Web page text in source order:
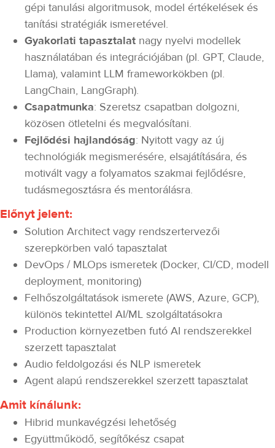
gépi tanulási algoritmusok, model értékelések és
tanítási stratégiák ismeretével.
Gyakorlati tapasztalat nagy nyelvi modellek
használatában és integrációjában (pl. GPT, Claude,
Llama), valamint LLM frameworkökben (pl.
LangChain, LangGraph).
Csapatmunka: Szeretsz csapatban dolgozni,
közösen ötletelni és megvalósítani.
Fejlődési hajlandóság: Nyitott vagy az új
technológiák megismerésére, elsajátítására, és
motivált vagy a folyamatos szakmai fejlődésre,
tudásmegosztásra és mentorálásra.
Előnyt jelent:
Solution Architect vagy rendszertervezői
szerepkörben való tapasztalat
DevOps / MLOps ismeretek (Docker, CI/CD, modell
deployment, monitoring)
Felhőszolgáltatások ismerete (AWS, Azure, GCP),
különös tekintettel AI/ML szolgáltatásokra
Production környezetben futó AI rendszerekkel
szerzett tapasztalat
Audio feldolgozási és NLP ismeretek
Agent alapú rendszerekkel szerzett tapasztalat
Amit kínálunk:
Hibrid munkavégzési lehetőség
Együttműködő, segítőkész csapat